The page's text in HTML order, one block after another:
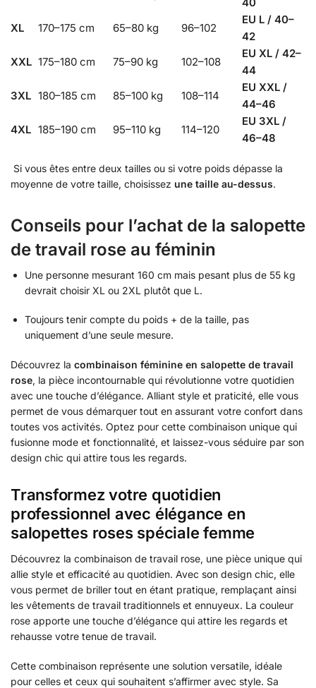
XL
170–175 cm 65–80 kg 96–102
EU L / 40–
42
XXL 175–180 cm 75–90 kg 102–108
EU XL / 42–
44
3XL 180–185 cm 85–100 kg 108–114
EU XXL /
44–46
4XL 185–190 cm 95–110 kg 114–120
EU 3XL /
46–48
Si vous êtes entre deux tailles ou si votre poids dépasse la
moyenne de votre taille, choisissez une taille au-dessus.
Conseils pour l’achat de la salopette
de travail rose au féminin
Une personne mesurant 160 cm mais pesant plus de 55 kg
devrait choisir XL ou 2XL plutôt que L.
Toujours tenir compte du poids + de la taille, pas
uniquement d’une seule mesure.
Découvrez la combinaison féminine en salopette de travail
rose, la pièce incontournable qui révolutionne votre quotidien
avec une touche d’élégance. Alliant style et praticité, elle vous
permet de vous démarquer tout en assurant votre confort dans
toutes vos activités. Optez pour cette combinaison unique qui
fusionne mode et fonctionnalité, et laissez-vous séduire par son
design chic qui attire tous les regards.
Transformez votre quotidien
professionnel avec élégance en
salopettes roses spéciale femme
Découvrez la combinaison de travail rose, une pièce unique qui
allie style et efficacité au quotidien. Avec son design chic, elle
vous permet de briller tout en étant pratique, remplaçant ainsi
les vêtements de travail traditionnels et ennuyeux. La couleur
rose apporte une touche d’élégance qui attire les regards et
rehausse votre tenue de travail.
Cette combinaison représente une solution versatile, idéale
pour celles et ceux qui souhaitent s’affirmer avec style. Sa